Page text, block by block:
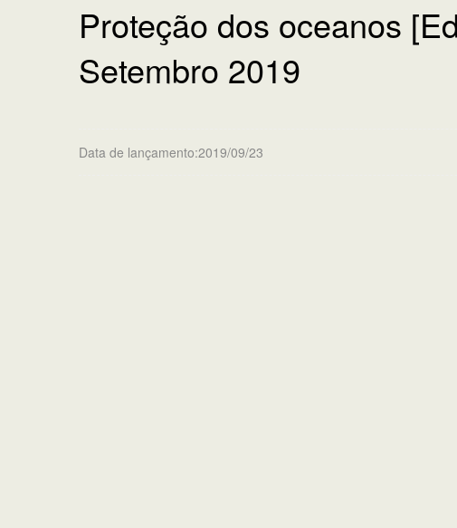
Proteção dos oceanos
Setembro 2019
Data de lançamento:2019/09/23